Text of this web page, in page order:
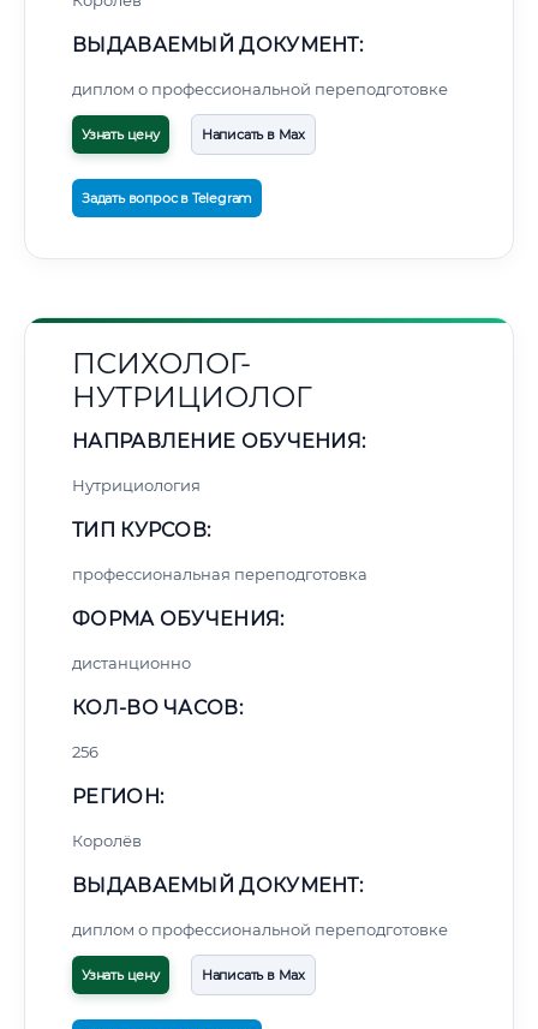
ВЫДАВАЕМЫЙ ДОКУМЕНТ:
диплом о профессиональной переподготовке
Узнать цену Написать в Max
Задать вопрос в Telegram
ПСИХОЛОГ-
НУТРИЦИОЛОГ
НАПРАВЛЕНИЕ ОБУЧЕНИЯ:
Нутрициология
ТИП КУРСОВ:
профессиональная переподготовка
ФОРМА ОБУЧЕНИЯ:
дистанционно
КОЛ-ВО ЧАСОВ:
256
РЕГИОН:
Королёв
ВЫДАВАЕМЫЙ ДОКУМЕНТ:
диплом о профессиональной переподготовке
Узнать цену Написать в Max